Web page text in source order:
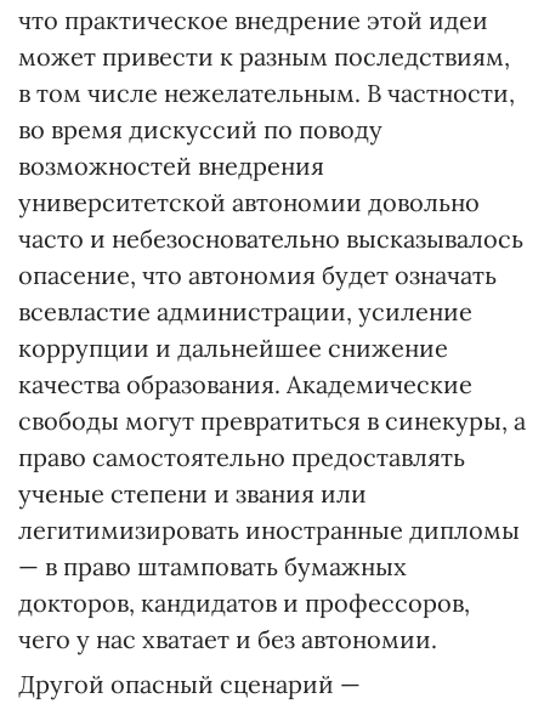
что практическое внедрение этой идеи
может привести к разным последствиям,
в том числе нежелательным. В частности,
во время дискуссий по поводу
возможностей внедрения
университетской автономии довольно
часто и небезосновательно высказывалось
опасение, что автономия будет означать
всевластие администрации, усиление
коррупции и дальнейшее снижение
качества образования. Академические
свободы могут превратиться в синекуры, а
право самостоятельно предоставлять
ученые степени и звания или
легитимизировать иностранные дипломы
— в право штамповать бумажных
докторов, кандидатов и профессоров,
чего у нас хватает и без автономии.
Другой опасный сценарий —